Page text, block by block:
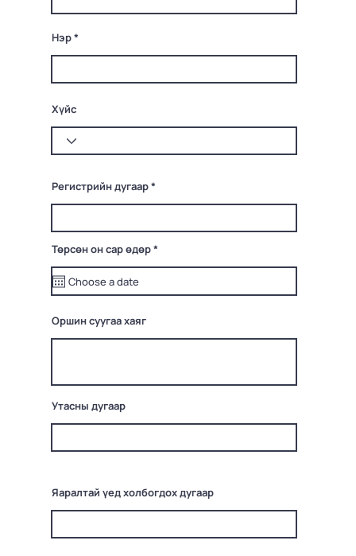
Нэр
Хүйс
Регистрийн дугаар
Төрсөн он сар өдөр*
q
r
Оршин суугаа хаяг
Утасны дугаар
Яаралтай үед холбогдох дугаар